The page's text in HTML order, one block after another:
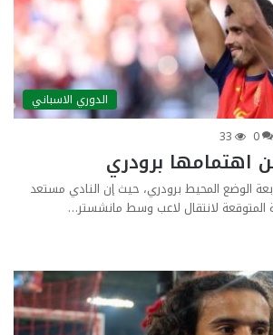
الدوري الاسباني
0
33
اهتمامها برودري
الوضع المحيط برودري، حيث إن النادي مستعد
المتوقعة لانتقال لاعب وسط مانشستر…